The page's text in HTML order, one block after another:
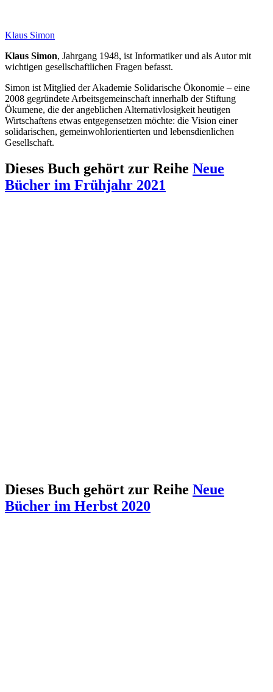
Klaus Simon
Klaus Simon, Jahrgang 1948, ist Informatiker und als Autor mit
wichtigen gesellschaftlichen Fragen befasst.
Simon ist Mitglied der Akademie Solidarische Ökonomie – eine
2008 gegründete Arbeitsgemeinschaft innerhalb der Stiftung
Ökumene, die der angeblichen Alternativlosigkeit heutigen
Wirtschaftens etwas entgegensetzen möchte: die Vision einer
solidarischen, gemeinwohlorientierten und lebensdienlichen
Gesellschaft.
Dieses Buch gehört zur Reihe Neue
Bücher im Frühjahr 2021
Dieses Buch gehört zur Reihe Neue
Bücher im Herbst 2020